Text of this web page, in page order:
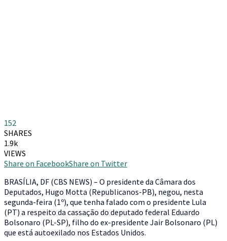
152
SHARES
1.9k
VIEWS
Share on FacebookShare on Twitter
BRASÍLIA, DF (CBS NEWS) – O presidente da Câmara dos
Deputados, Hugo Motta (Republicanos-PB), negou, nesta
segunda-feira (1º), que tenha falado com o presidente Lula
(PT) a respeito da cassação do deputado federal Eduardo
Bolsonaro (PL-SP), filho do ex-presidente Jair Bolsonaro (PL)
que está autoexilado nos Estados Unidos.